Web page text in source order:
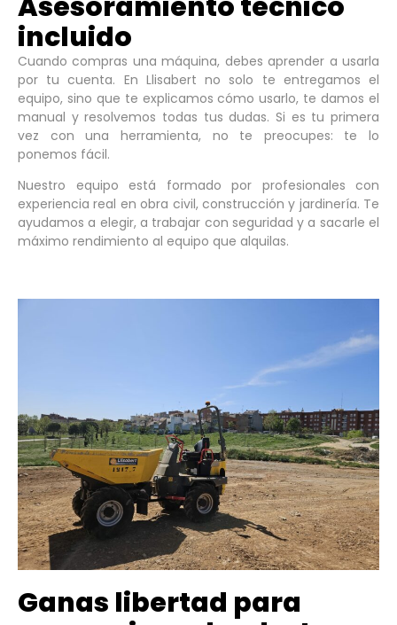
incluido
Cuando compras una máquina, debes aprender a usarla
por tu cuenta. En Llisabert no solo te entregamos el
equipo, sino que te explicamos cómo usarlo, te damos el
manual y resolvemos todas tus dudas. Si es tu primera
vez con una herramienta, no te preocupes: te lo
ponemos fácil.
Nuestro equipo está formado por profesionales con
experiencia real en obra civil, construcción y jardinería. Te
ayudamos a elegir, a trabajar con seguridad y a sacarle el
máximo rendimiento al equipo que alquilas.
Ganas libertad para